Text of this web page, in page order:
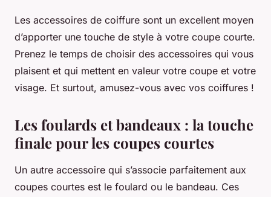
Les accessoires de coiffure sont un excellent moyen
d’apporter une touche de style à votre coupe courte.
Prenez le temps de choisir des accessoires qui vous
plaisent et qui mettent en valeur votre coupe et votre
visage. Et surtout, amusez-vous avec vos coiffures !
Les foulards et bandeaux : la touche
finale pour les coupes courtes
Un autre accessoire qui s’associe parfaitement aux
coupes courtes est le foulard ou le bandeau. Ces